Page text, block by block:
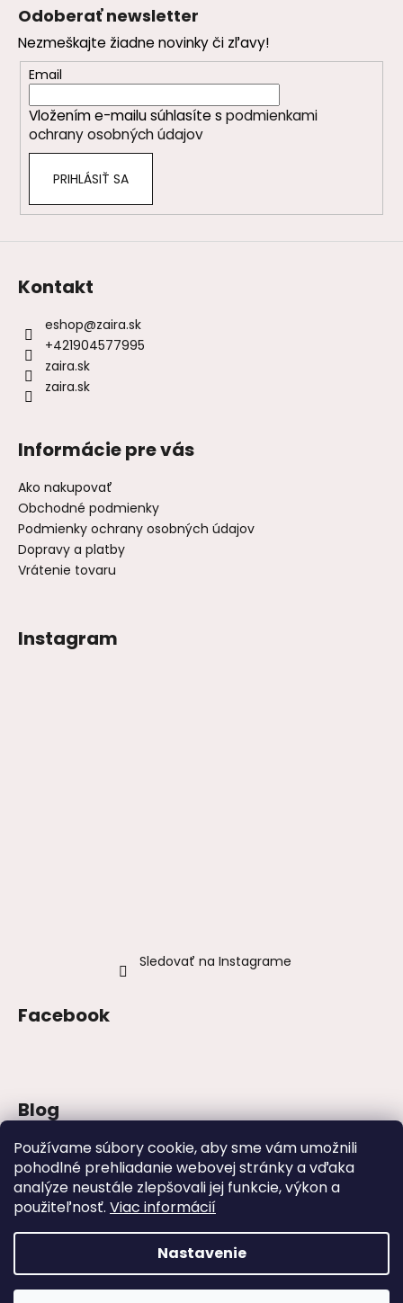
Používame súbory cookie, aby sme vám umožnili
pohodlné prehliadanie webovej stránky a vďaka
analýze neustále zlepšovali jej funkcie, výkon a
použiteľnosť. Viac informácií
Nastavenie
Odoberať newsletter
Nezmeškajte žiadne novinky či zľavy!
Email
Vložením e-mailu súhlasíte s podmienkami
ochrany osobných údajov
PRIHLÁSIŤ SA
Kontakt
eshop@zaira.sk
+421904577995
zaira.sk
zaira.sk
Informácie pre vás
Ako nakupovať
Obchodné podmienky
Podmienky ochrany osobných údajov
Dopravy a platby
Vrátenie tovaru
Instagram
Sledovať na Instagrame
Facebook
Blog
Šaty na stužkovú 2026: trendy, farby a
strihy
Najväčšie módne chyby, ktoré ženy robia
na svadbách
Svadby – tipy, ako sa obliecť na svadbu
Vytvoril Shoptet